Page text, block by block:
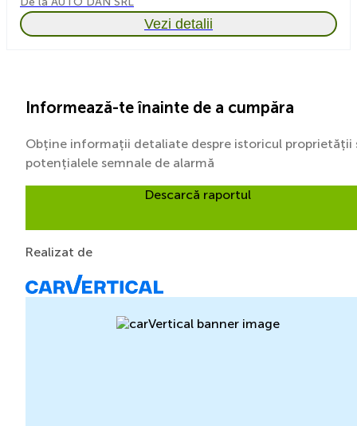
Vezi detalii
Informează-te înainte de a cumpăra
Obține informații detaliate despre istoricul proprietății
potențialele semnale de alarmă
Descarcă raportul
Realizat de